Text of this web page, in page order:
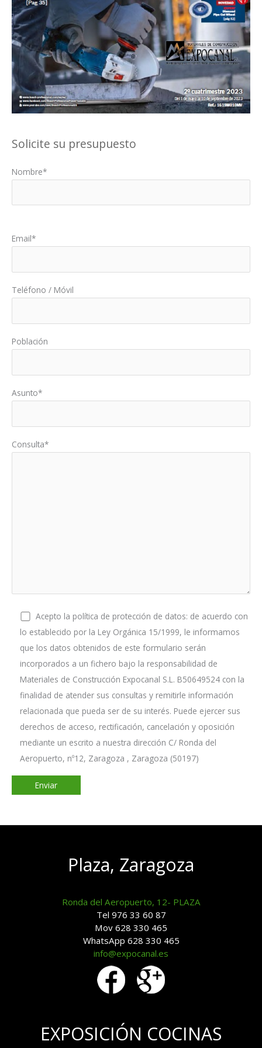
Solicite su presupuesto
Nombre*
Email*
Teléfono / Móvil
Población
Asunto*
Consulta*
Acepto la política de protección de datos: de acuerdo con
lo establecido por la Ley Orgánica 15/1999, le informamos
que los datos obtenidos de este formulario serán
incorporados a un fichero bajo la responsabilidad de
Materiales de Construcción Expocanal S.L. B50649524 con la
finalidad de atender sus consultas y remitirle información
relacionada que pueda ser de su interés. Puede ejercer sus
derechos de acceso, rectificación, cancelación y oposición
mediante un escrito a nuestra dirección C/ Ronda del
Aeropuerto, nº12, Zaragoza , Zaragoza (50197)
Plaza, Zaragoza
Ronda del Aeropuerto, 12- PLAZA
Tel 976 33 60 87
Mov 628 330 465
WhatsApp 628 330 465
info@expocanal.es
EXPOSICIÓN COCINAS